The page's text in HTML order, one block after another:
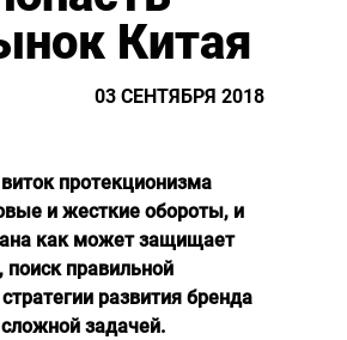
Китая
03 СЕНТЯБРЯ 2018
протекционизма
и жесткие обороты, и
как может защищает
поиск правильной
развития бренда
задачей.